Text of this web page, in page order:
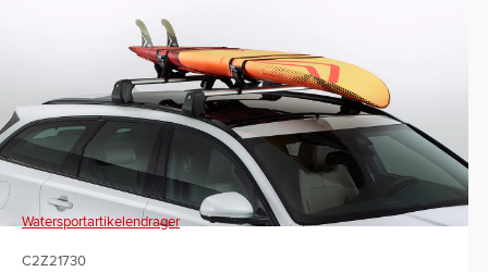
Watersportartikelendrager
C2Z21730